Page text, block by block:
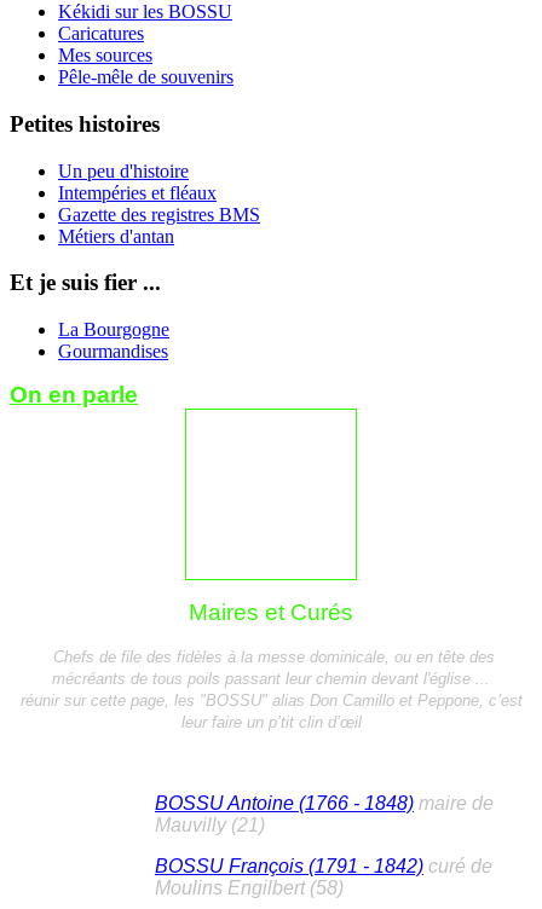
Kékidi sur les BOSSU
Caricatures
Mes sources
Pêle-mêle de souvenirs
Petites histoires
Un peu d'histoire
Intempéries et fléaux
Gazette des registres BMS
Métiers d'antan
Et je suis fier ...
La Bourgogne
Gourmandises
On en parle
Maires et Curés
Chefs de file des fidèles à la messe dominicale, ou en tête des
mécréants de tous poils passant leur chemin devant l'église ...
réunir sur cette page, les "BOSSU" alias Don Camillo et Peppone, c’est
leur faire un p’tit clin d’œil
BOSSU Antoine (1766 - 1848) maire de
Mauvilly (21)
BOSSU François (1791 - 1842) curé de
Moulins Engilbert (58)